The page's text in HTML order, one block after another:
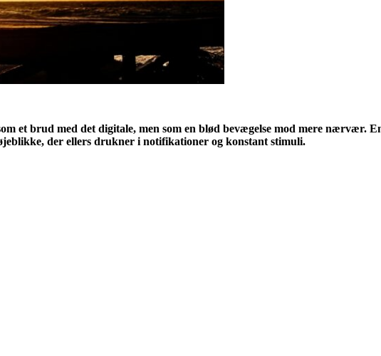
et brud med det digitale, men som en blød bevægelse mod mere nærvær.
der ellers drukner i notifikationer og konstant stimuli.